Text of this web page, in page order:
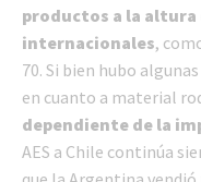
productos a la altura
internacionales,
70. Si bien hubo
en cuanto a material
dependiente de la
AES a Chile continúa